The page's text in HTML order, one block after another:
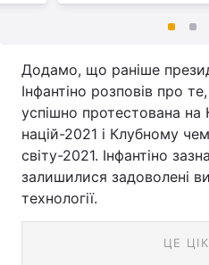
Додамо, що раніше
Інфантіно розповів про
успішно протестована на
націй-2021 і Клубному
світу-2021. Інфантіно
залишилися задоволені
технології.